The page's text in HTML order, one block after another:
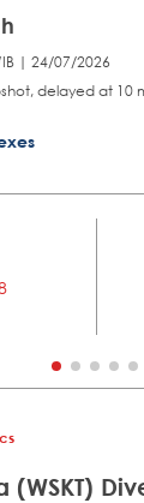
| 24/07/2026
delayed at 10
(WSKT)